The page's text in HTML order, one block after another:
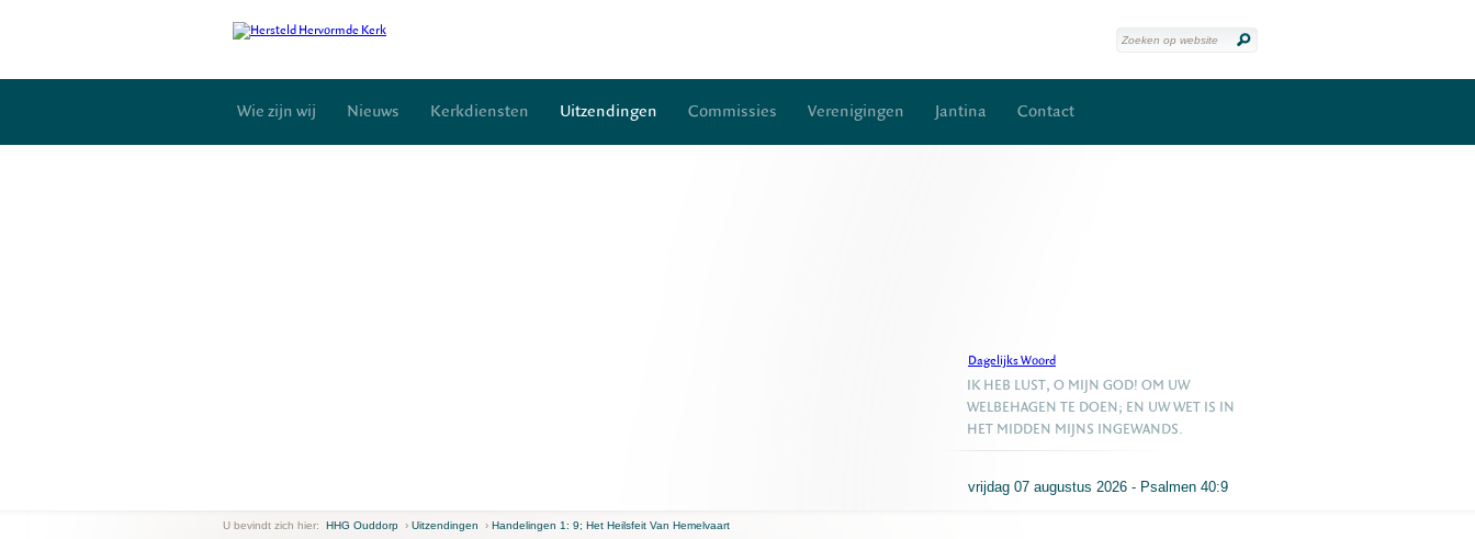
Wie zijn wij Nieuws Kerkdiensten Uitzendingen Commissies Verenigingen Jantina Contact
Dagelijks Woord
vrijdag 07 augustus 2026 - Psalmen 40:9
IK HEB LUST, O MIJN GOD! OM UW
WELBEHAGEN TE DOEN; EN UW WET IS IN
HET MIDDEN MIJNS INGEWANDS.
U bevindt zich hier: HHG Ouddorp › Uitzendingen › Handelingen 1: 9; Het Heilsfeit Van Hemelvaart